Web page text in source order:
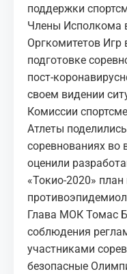
поддержки
Члены Исполкома
Оргкомитетов Игр
подготовке
пост-
своем видении
Комиссии
Атлеты
соревнованиях во
оценили
«Токио-2020»
Глава МОК Томас
соблюдения
участниками
безопасные